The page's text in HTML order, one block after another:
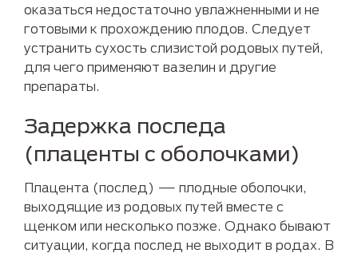
оказаться недостаточно увлажненными и не
готовыми к прохождению плодов. Следует
устранить сухость слизистой родовых путей,
для чего применяют вазелин и другие
препараты.
Задержка последа
(плаценты с оболочками)
Плацента (послед) — плодные оболочки,
выходящие из родовых путей вместе с
щенком или несколько позже. Однако бывают
ситуации, когда послед не выходит в родах. В